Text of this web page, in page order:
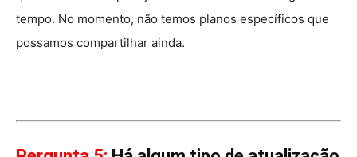
tempo. No momento, não temos planos específicos que
possamos compartilhar ainda.